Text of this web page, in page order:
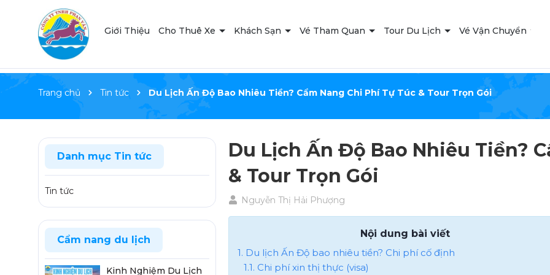
Giới Thiệu Cho Thuê Xe Khách Sạn Vé Tham Quan Tour Du Lịch Vé Vận Chuyển
Trang chủ Tin tức Du Lịch Ấn Độ Bao Nhiêu Tiền? Cẩm Nang Chi Phí Tự Túc & Tour Trọn Gói
Du Lịch Ấn Độ Bao Nhiêu Tiền?
& Tour Trọn Gói
Nguyễn Thị Hải Phượng
Nội dung bài viết
1. Du lịch Ấn Độ bao nhiêu tiền​? Chi phí cố định
1.1. Chi phí xin thị thực (visa)
Danh mục Tin tức
Tin tức
Cẩm nang du lịch
Kinh Nghiệm Du Lịch